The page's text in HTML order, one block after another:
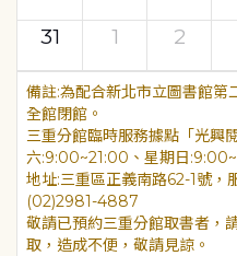
31
1 2
為配合新北市立圖書館第
全館閉館。
三重分館臨時服務據點「光興
六:9:00~21:00、星期日
地址:三重區正義南路62-1號，
(02)2981-4887
敬請已預約三重分館取書者，
取，造成不便，敬請見諒。